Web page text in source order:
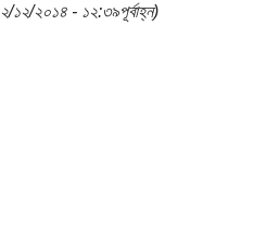
১২/২০১৪ - ১২:৩৯পূর্বাহ্ন)